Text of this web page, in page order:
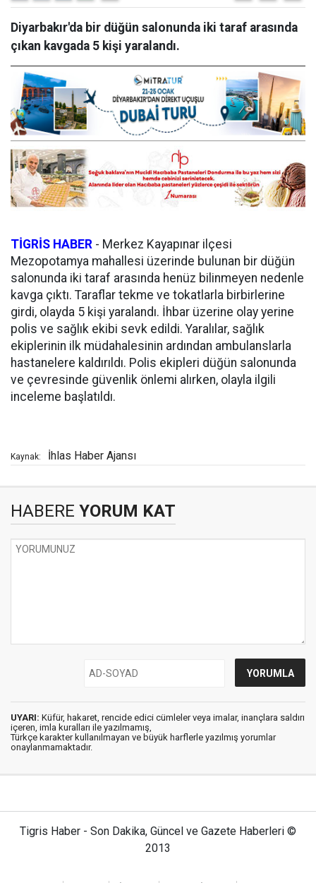
Diyarbakır'da bir düğün salonunda iki taraf arasında
çıkan kavgada 5 kişi yaralandı.
TİGRİS HABER - Merkez Kayapınar ilçesi
Mezopotamya mahallesi üzerinde bulunan bir düğün
salonunda iki taraf arasında henüz bilinmeyen nedenle
kavga çıktı. Taraflar tekme ve tokatlarla birbirlerine
girdi, olayda 5 kişi yaralandı. İhbar üzerine olay yerine
polis ve sağlık ekibi sevk edildi. Yaralılar, sağlık
ekiplerinin ilk müdahalesinin ardından ambulanslarla
hastanelere kaldırıldı. Polis ekipleri düğün salonunda
ve çevresinde güvenlik önlemi alırken, olayla ilgili
inceleme başlatıldı.
Kaynak: İhlas Haber Ajansı
HABERE YORUM KAT
UYARI: Küfür, hakaret, rencide edici cümleler veya imalar, inançlara saldırı
içeren, imla kuralları ile yazılmamış,
Türkçe karakter kullanılmayan ve büyük harflerle yazılmış yorumlar
onaylanmamaktadır.
Tigris Haber - Son Dakika, Güncel ve Gazete Haberleri ©
2013